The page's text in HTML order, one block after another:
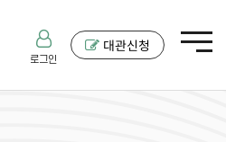
로그인
대관신청